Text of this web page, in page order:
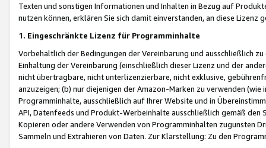
Texten und sonstigen Informationen und Inhalten in Bezug auf
nutzen können, erklären Sie sich damit einverstanden, an diese Lizenz
1. Eingeschränkte Lizenz für Programminhalte
Vorbehaltlich der Bedingungen der Vereinbarung und ausschließlich
Einhaltung der Vereinbarung (einschließlich dieser Lizenz und der
nicht übertragbare, nicht unterlizenzierbare, nicht exklusive,
anzuzeigen; (b) nur diejenigen der Amazon-Marken zu verwenden
Programminhalte, ausschließlich auf Ihrer Website und in
API, Datenfeeds und Produkt-Werbeinhalte ausschließlich gemäß
Kopieren oder andere Verwenden von Programminhalten zugunsten
Sammeln und Extrahieren von Daten. Zur Klarstellung: Zu den